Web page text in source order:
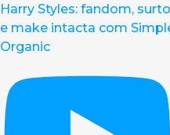
Harry Styles: fandom, surto
e make intacta com
Organic